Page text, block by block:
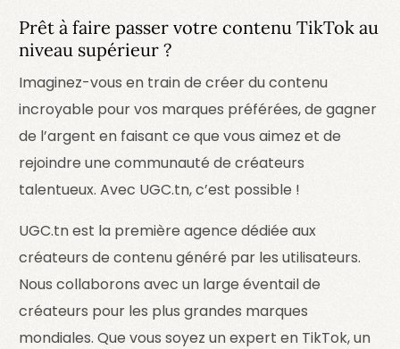
Prêt à faire passer votre contenu TikTok au
niveau supérieur ?
Imaginez-vous en train de créer du contenu
incroyable pour vos marques préférées, de gagner
de l’argent en faisant ce que vous aimez et de
rejoindre une communauté de créateurs
talentueux. Avec UGC.tn, c’est possible !
UGC.tn est la première agence dédiée aux
créateurs de contenu généré par les utilisateurs.
Nous collaborons avec un large éventail de
créateurs pour les plus grandes marques
mondiales. Que vous soyez un expert en TikTok, un